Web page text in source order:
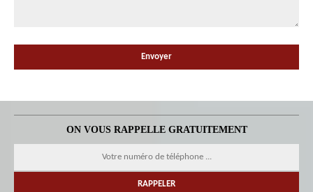
ON VOUS RAPPELLE GRATUITEMENT